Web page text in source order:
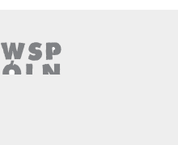
Wardyński i Wspólnicy